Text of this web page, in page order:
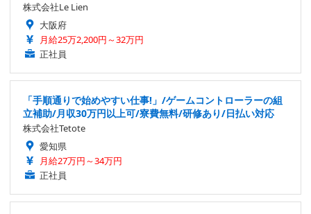
株式会社Le Lien
大阪府
月給25万2,200円～32万円
正社員
「手順通りで始めやすい仕事!」/ゲームコントローラーの組
立補助/月収30万円以上可/寮費無料/研修あり/日払い対応
株式会社Tetote
愛知県
月給27万円～34万円
正社員